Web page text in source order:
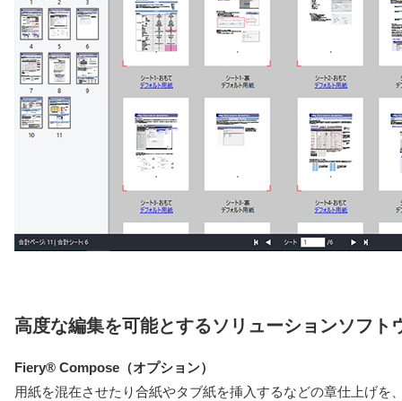
高度な編集を可能とするソリューションソフト
Fiery® Compose（オプション）
用紙を混在させたり合紙やタブ紙を挿入するなどの章仕上げを